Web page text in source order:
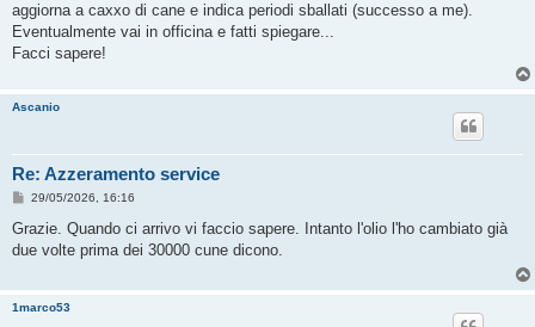
aggiorna a caxxo di cane e indica periodi sballati (successo a me).
Eventualmente vai in officina e fatti spiegare...
Facci sapere!
Ascanio
Re: Azzeramento service
M
s
a
o
29/05/2026, 16:16
Grazie. Quando ci arrivo vi faccio sapere. Intanto l'olio l'ho cambiato già
due volte prima dei 30000 cune dicono.
1marco53